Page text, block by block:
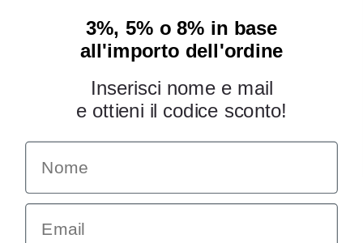
INFORMAZIONI
Chi siamo
Condizioni generali
Garanzia
3%, 5% o 8% in base
all'importo dell'ordine
Inserisci nome e mail
e ottieni il codice sconto!
Name
Email